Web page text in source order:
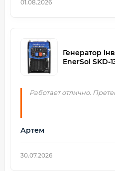
01.08.2026
Генератор
EnerSol SKD-
Работает отлично.
Артем
30.07.2026